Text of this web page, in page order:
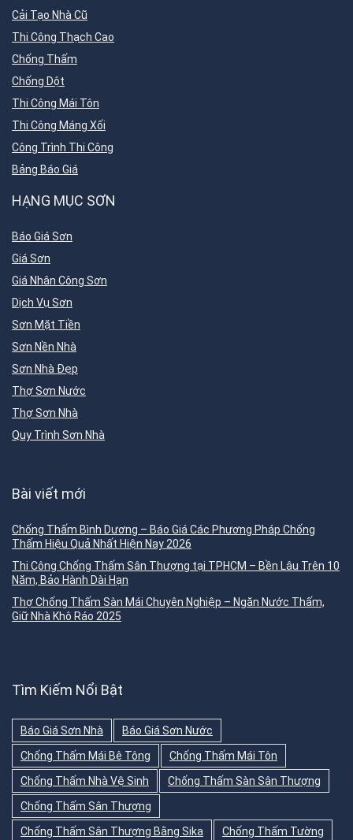
Cải Tạo Nhà Cũ
Thi Công Thạch Cao
Chống Thấm
Chống Dột
Thi Công Mái Tôn
Thi Công Máng Xối
Công Trình Thi Công
Bảng Báo Giá
HẠNG MỤC SƠN
Báo Giá Sơn
Giá Sơn
Giá Nhân Công Sơn
Dịch Vụ Sơn
Sơn Mặt Tiền
Sơn Nền Nhà
Sơn Nhà Đẹp
Thợ Sơn Nước
Thợ Sơn Nhà
Quy Trình Sơn Nhà
Bài viết mới
Chống Thấm Bình Dương – Báo Giá Các Phương Pháp Chống
Thấm Hiệu Quả Nhất Hiện Nay 2026
Thi Công Chống Thấm Sân Thượng tại TPHCM – Bền Lâu Trên 10
Năm, Bảo Hành Dài Hạn
Thợ Chống Thấm Sàn Mái Chuyên Nghiệp – Ngăn Nước Thấm,
Giữ Nhà Khô Ráo 2025
Tìm Kiếm Nổi Bật
Báo Giá Sơn Nhà
Báo Giá Sơn Nước
Chống Thấm Mái Bê Tông
Chống Thấm Mái Tôn
Chống Thấm Nhà Vệ Sinh
Chống Thấm Sàn Sân Thượng
Chống Thấm Sân Thượng
Chống Thấm Sân Thượng Bằng Sika
Chống Thấm Tường